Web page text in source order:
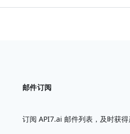
邮件订阅
订阅 API7.ai 邮件列表，及时获得